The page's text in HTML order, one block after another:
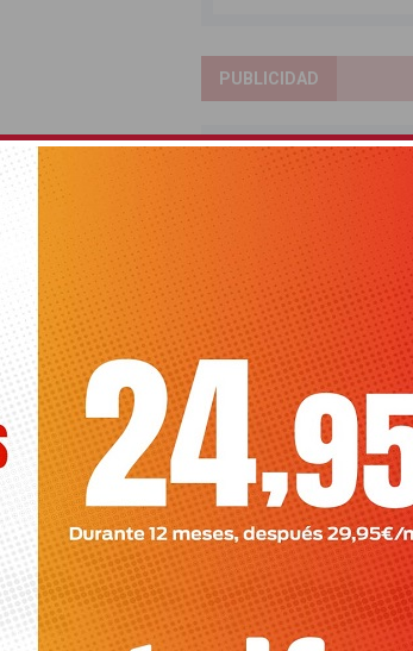
PUBLICIDAD
LOTERIAS
Bonoloto
Primitiva
El Gordo
Euromillones